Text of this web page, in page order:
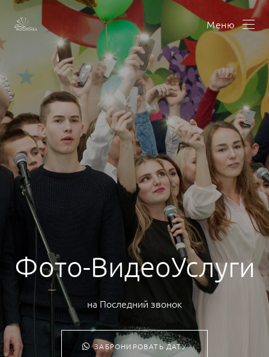
Меню
Фото-ВидеоУслуги
на Последний звонок
ЗАБРОНИРОВАТЬ ДАТУ